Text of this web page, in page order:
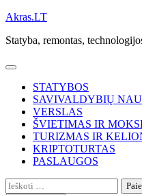
Skip
content
Akras.LT
Statyba, remontas,
STATYBOS
SAVIVALDYBIŲ
VERSLAS
ŠVIETIMAS IR
TURIZMAS IR
KRIPTOTURTAS
PASLAUGOS
Ieškoti: